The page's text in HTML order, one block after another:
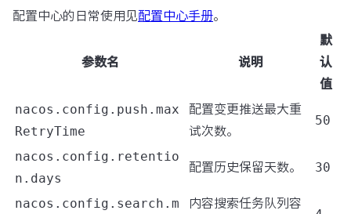
配置中心的日常使用见配置中心手册。
参数名 说明
默
认
值
nacos.config.push.max
RetryTime
配置变更推送最大重
试次数。
50
nacos.config.retentio
n.days
配置历史保留天数。 30
nacos.config.search.m
内容搜索任务队列容